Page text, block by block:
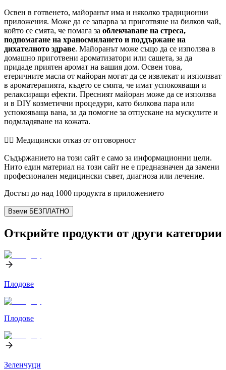
Освен в готвенето, майоранът има и няколко традиционни
приложения. Може да се запарва за приготвяне на билков чай,
който се смята, че помага за облекчаване на стреса,
подпомагане на храносмилането и поддържане на
дихателното здраве. Майоранът може също да се използва в
домашно приготвени ароматизатори или сашета, за да
придаде приятен аромат на вашия дом. Освен това,
етеричните масла от майоран могат да се извлекат и използват
в ароматерапията, където се смята, че имат успокояващи и
релаксиращи ефекти. Пресният майоран може да се използва
и в DIY козметични процедури, като билкова пара или
успокояваща вана, за да помогне за отпускане на мускулите и
подмладяване на кожата.
👨‍⚕️️ Медицински отказ от отговорност
Съдържанието на този сайт е само за информационни цели.
Нито един материал на този сайт не е предназначен да замени
професионален медицински съвет, диагноза или лечение.
Достъп до над 1000 продукта в приложението
Вземи БЕЗПЛАТНО
Открийте продукти от други категории
Плодове
Плодове
Зеленчуци